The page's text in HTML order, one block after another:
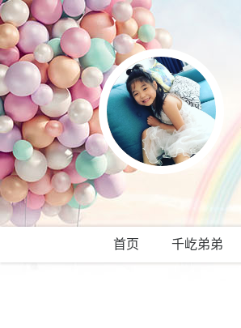
首页 千屹弟弟